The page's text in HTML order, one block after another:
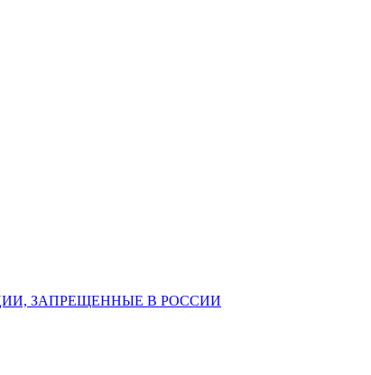
ЗАПРЕЩЕННЫЕ В РОССИИ